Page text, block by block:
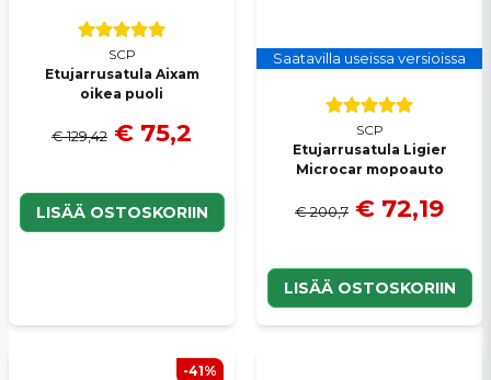
SCP
Etujarrusatula Aixam
oikea puoli
€ 129,42 € 75,2
LISÄÄ OSTOSKORIIN
Saatavilla useissa versioissa
SCP
Etujarrusatula Ligier
Microcar mopoauto
€ 200,7 € 72,19
LISÄÄ OSTOSKORIIN
-41%